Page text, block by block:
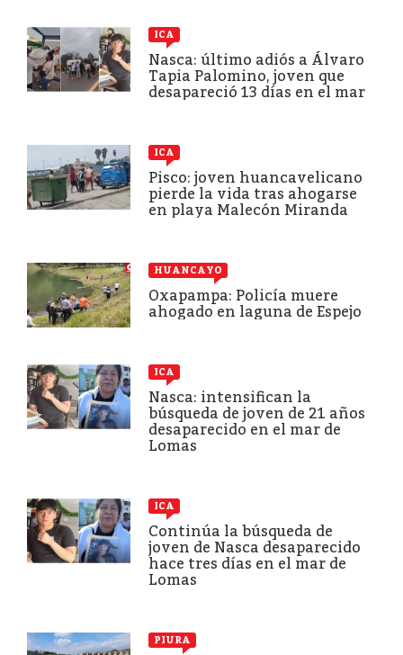
ICA
Nasca: último adiós a Álvaro
Tapia Palomino, joven que
desapareció 13 días en el mar
ICA
Pisco: joven huancavelicano
pierde la vida tras ahogarse
en playa Malecón Miranda
HUANCAYO
Oxapampa: Policía muere
ahogado en laguna de Espejo
ICA
Nasca: intensifican la
búsqueda de joven de 21 años
desaparecido en el mar de
Lomas
ICA
Continúa la búsqueda de
joven de Nasca desaparecido
hace tres días en el mar de
Lomas
PIURA